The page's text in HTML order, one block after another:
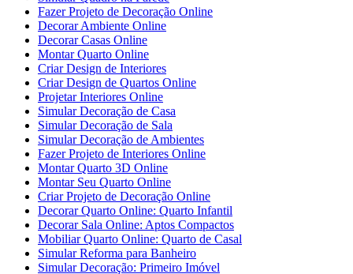
Fazer Projeto de Decoração Online
Decorar Ambiente Online
Decorar Casas Online
Montar Quarto Online
Criar Design de Interiores
Criar Design de Quartos Online
Projetar Interiores Online
Simular Decoração de Casa
Simular Decoração de Sala
Simular Decoração de Ambientes
Fazer Projeto de Interiores Online
Montar Quarto 3D Online
Montar Seu Quarto Online
Criar Projeto de Decoração Online
Decorar Quarto Online: Quarto Infantil
Decorar Sala Online: Aptos Compactos
Mobiliar Quarto Online: Quarto de Casal
Simular Reforma para Banheiro
Simular Decoração: Primeiro Imóvel